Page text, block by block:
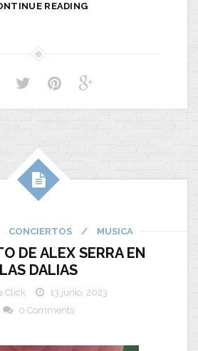
READING
CONCIERTOS / MUSICA
DE ALEX SERRA EN
LAS DALIAS
Click
13 junio, 2023
0 Comments